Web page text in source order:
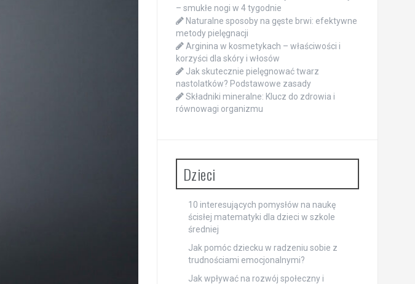
– smukłe nogi w 4 tygodnie
Naturalne sposoby na gęste brwi: efektywne
metody pielęgnacji
Arginina w kosmetykach – właściwości i
korzyści dla skóry i włosów
Jak skutecznie pielęgnować twarz
nastolatków? Podstawowe zasady
Składniki mineralne: Klucz do zdrowia i
równowagi organizmu
Dzieci
10 interesujących pomysłów na naukę
ścisłej matematyki dla dzieci w szkole
średniej
Jak pomóc dziecku w radzeniu sobie z
trudnościami emocjonalnymi?
Jak wpływać na rozwój społeczny i